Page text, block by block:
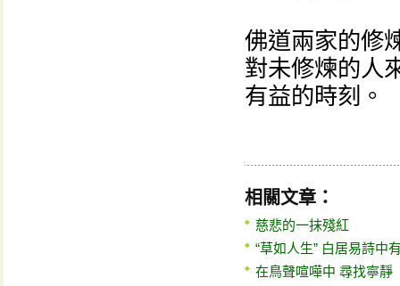
佛道兩家的修
對未修煉的人
有益的時刻。
相關文章：
慈悲的一抹殘紅
“草如人生” 白居易詩中
在鳥聲喧嘩中 尋找寧靜